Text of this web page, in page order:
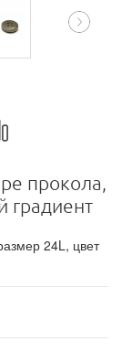
прокола,
градиент
24L, цвет